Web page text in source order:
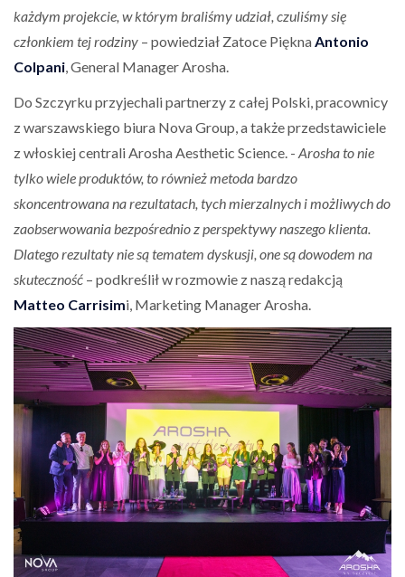
każdym projekcie, w którym braliśmy udział, czuliśmy się
członkiem tej rodziny – powiedział Zatoce Piękna Antonio
Colpani , General Manager Arosha.
Do Szczyrku przyjechali partnerzy z całej Polski, pracownicy
z warszawskiego biura Nova Group, a także przedstawiciele
z włoskiej centrali Arosha Aesthetic Science. - Arosha to nie
tylko wiele produktów, to również metoda bardzo
skoncentrowana na rezultatach, tych mierzalnych i możliwych do
zaobserwowania bezpośrednio z perspektywy naszego klienta.
Dlatego rezultaty nie są tematem dyskusji, one są dowodem na
skuteczność – podkreślił w rozmowie z naszą redakcją
Matteo Carrisimi, Marketing Manager Arosha.